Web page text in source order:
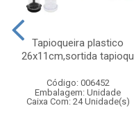
Tapioqueira plastico
26x11cm,sortida tapioqu
Código: 006452
Embalagem: Unidade
Caixa Com: 24 Unidade(s)